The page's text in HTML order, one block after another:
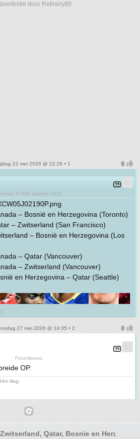
door Refinery89
22 mei 2026 @ 22:26 • 1
5 FOK-awards 2022
– Bosnië en Herzegovina (Toronto)
– Zwitserland (San Francisco)
– Bosnië en Herzegovina (Los
– Qatar (Vancouver)
– Zwitserland (Vancouver)
en Herzegovina – Qatar (Seattle)
27 mei 2026 @ 14:35 • 2
Forumbeest
OP.
dag.
Qatar, Bosnie en